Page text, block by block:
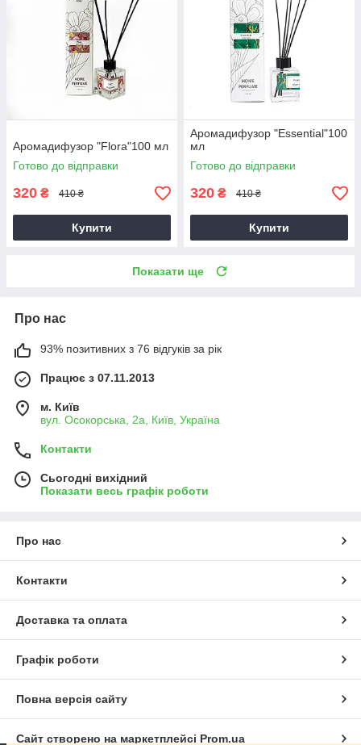
Аромадифузор "Flora"100 мл
Готово до відправки
320 ₴ 410 ₴
Купити
Аромадифузор "Essential"100
мл
Готово до відправки
320 ₴ 410 ₴
Купити
Показати ще
Про нас
93% позитивних з 76 відгуків за рік
Працює з 07.11.2013
м. Київ
вул. Осокорська, 2а, Київ, Україна
Контакти
Сьогодні вихідний
Показати весь графік роботи
Про нас
Контакти
Доставка та оплата
Графік роботи
Повна версія сайту
Сайт створено на маркетплейсі Prom.ua